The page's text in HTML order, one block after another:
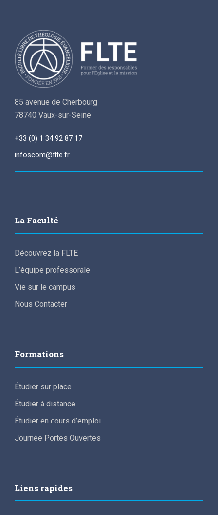
85 avenue de Cherbourg
78740 Vaux-sur-Seine
+33 (0) 1 34 92 87 17
infoscom@flte.fr
La Faculté
Découvrez la FLTE
L’équipe professorale
Vie sur le campus
Nous Contacter
Formations
Étudier sur place
Étudier à distance
Étudier en cours d’emploi
Journée Portes Ouvertes
Liens rapides